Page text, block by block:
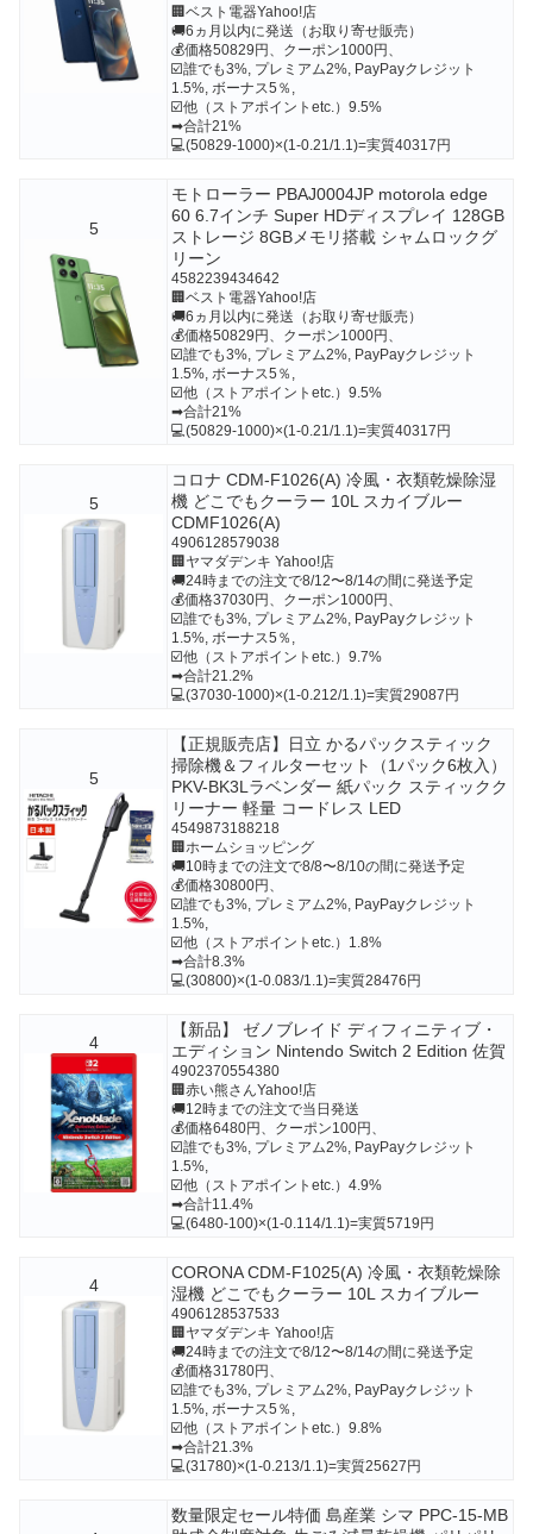
🏢ベスト電器Yahoo!店
🚚6ヵ月以内に発送（お取り寄せ販売）
💰価格50829円、クーポン1000円、
☑️誰でも3%, プレミアム2%, PayPayクレジット
1.5%, ボーナス5％,
☑️他（ストアポイントetc.）9.5%
➡合計21%
💻(50829-1000)×(1-0.21/1.1)=実質40317円
5
モトローラー PBAJ0004JP motorola edge
60 6.7インチ Super HDディスプレイ 128GB
ストレージ 8GBメモリ搭載 シャムロックグ
リーン
4582239434642
🏢ベスト電器Yahoo!店
🚚6ヵ月以内に発送（お取り寄せ販売）
💰価格50829円、クーポン1000円、
☑️誰でも3%, プレミアム2%, PayPayクレジット
1.5%, ボーナス5％,
☑️他（ストアポイントetc.）9.5%
➡合計21%
💻(50829-1000)×(1-0.21/1.1)=実質40317円
5
コロナ CDM-F1026(A) 冷風・衣類乾燥除湿
機 どこでもクーラー 10L スカイブルー
CDMF1026(A)
4906128579038
🏢ヤマダデンキ Yahoo!店
🚚24時までの注文で8/12〜8/14の間に発送予定
💰価格37030円、クーポン1000円、
☑️誰でも3%, プレミアム2%, PayPayクレジット
1.5%, ボーナス5％,
☑️他（ストアポイントetc.）9.7%
➡合計21.2%
💻(37030-1000)×(1-0.212/1.1)=実質29087円
5
【正規販売店】日立 かるパックスティック
掃除機＆フィルターセット（1パック6枚入）
PKV-BK3Lラベンダー 紙パック スティックク
リーナー 軽量 コードレス LED
4549873188218
🏢ホームショッピング
🚚10時までの注文で8/8〜8/10の間に発送予定
💰価格30800円、
☑️誰でも3%, プレミアム2%, PayPayクレジット
1.5%,
☑️他（ストアポイントetc.）1.8%
➡合計8.3%
💻(30800)×(1-0.083/1.1)=実質28476円
4
【新品】 ゼノブレイド ディフィニティブ・
エディション Nintendo Switch 2 Edition 佐賀
4902370554380
🏢赤い熊さんYahoo!店
🚚12時までの注文で当日発送
💰価格6480円、クーポン100円、
☑️誰でも3%, プレミアム2%, PayPayクレジット
1.5%,
☑️他（ストアポイントetc.）4.9%
➡合計11.4%
💻(6480-100)×(1-0.114/1.1)=実質5719円
4
CORONA CDM-F1025(A) 冷風・衣類乾燥除
湿機 どこでもクーラー 10L スカイブルー
4906128537533
🏢ヤマダデンキ Yahoo!店
🚚24時までの注文で8/12〜8/14の間に発送予定
💰価格31780円、
☑️誰でも3%, プレミアム2%, PayPayクレジット
1.5%, ボーナス5％,
☑️他（ストアポイントetc.）9.8%
➡合計21.3%
💻(31780)×(1-0.213/1.1)=実質25627円
数量限定セール特価 島産業 シマ PPC-15-MB